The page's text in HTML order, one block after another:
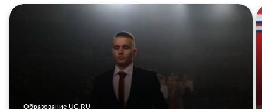
Образование UG.RU